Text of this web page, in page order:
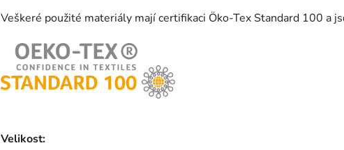
Veškeré použité materiály mají certifikaci Öko-Tex Standard 100 a
Velikost: